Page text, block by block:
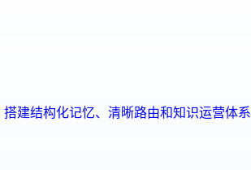
建结构化记忆、清晰路由和知识运营体系